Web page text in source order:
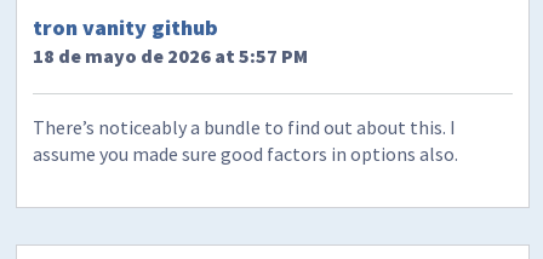
tron vanity github
18 de mayo de 2026 at 5:57 PM
There’s noticeably a bundle to find out about this. I
assume you made sure good factors in options also.